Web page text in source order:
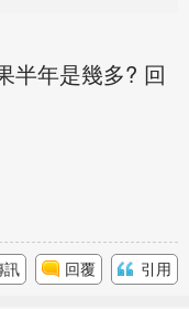
半年是幾多? 回
訊 回覆 引用